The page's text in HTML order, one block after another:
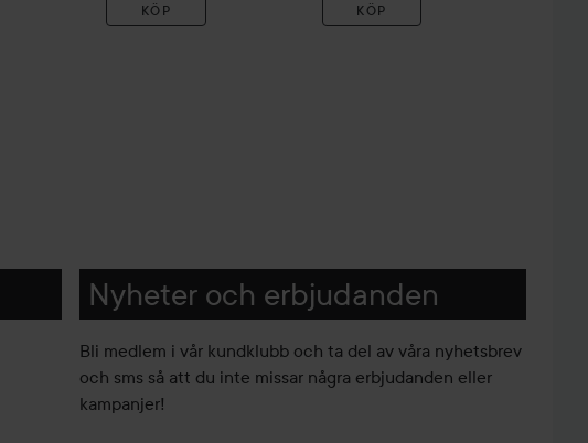
KÖP KÖP
Nyheter och erbjudanden
Bli medlem i vår kundklubb och ta del av våra nyhetsbrev
och sms så att du inte missar några erbjudanden eller
kampanjer!